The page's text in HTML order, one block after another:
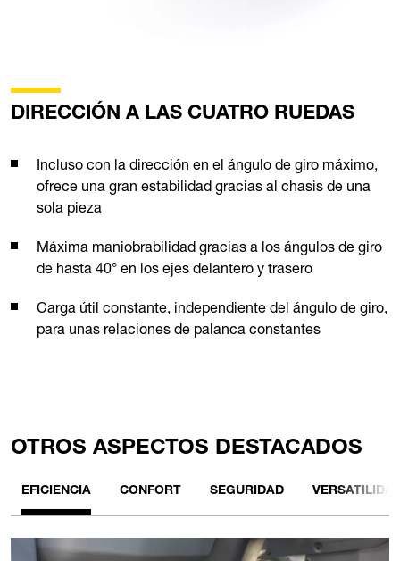
DIRECCIÓN A LAS CUATRO RUEDAS
Incluso con la dirección en el ángulo de giro máximo,
ofrece una gran estabilidad gracias al chasis de una
sola pieza
Máxima maniobrabilidad gracias a los ángulos de giro
de hasta 40° en los ejes delantero y trasero
Carga útil constante, independiente del ángulo de giro,
para unas relaciones de palanca constantes
OTROS ASPECTOS DESTACADOS
EFICIENCIA CONFORT SEGURIDAD